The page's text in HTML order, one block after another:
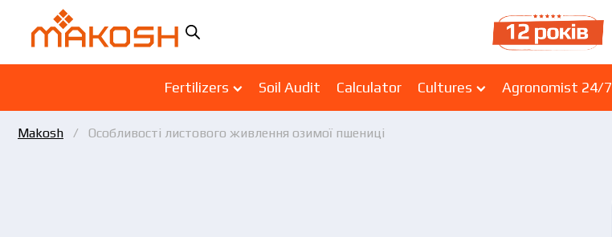
Fertilizers Soil Audit Calculator Cultures Agronomist 24/7
Makosh Особливості листового живлення озимої пшениці